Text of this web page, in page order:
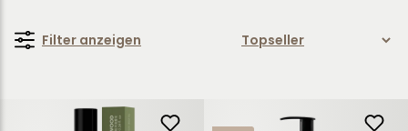
Filter anzeigen